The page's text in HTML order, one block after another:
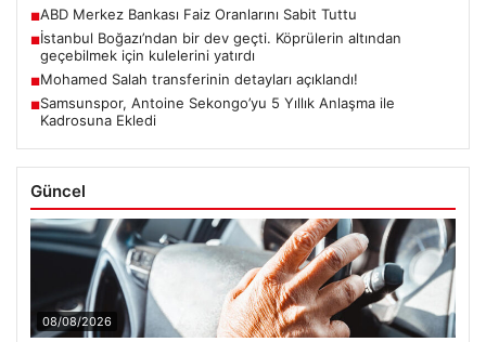
■ABD Merkez Bankası Faiz Oranlarını Sabit Tuttu
■İstanbul Boğazı’ndan bir dev geçti. Köprülerin altından
geçebilmek için kulelerini yatırdı
■Mohamed Salah transferinin detayları açıklandı!
■Samsunspor, Antoine Sekongo’yu 5 Yıllık Anlaşma ile
Kadrosuna Ekledi
Güncel
08/08/2026